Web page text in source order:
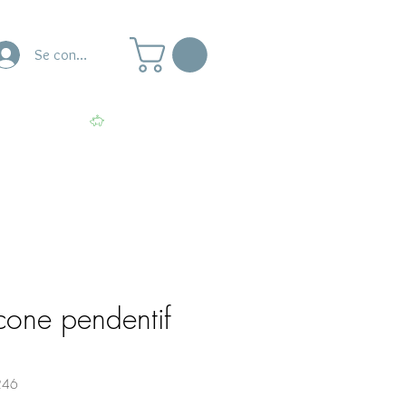
Se connecter
Ateliers
pendentif